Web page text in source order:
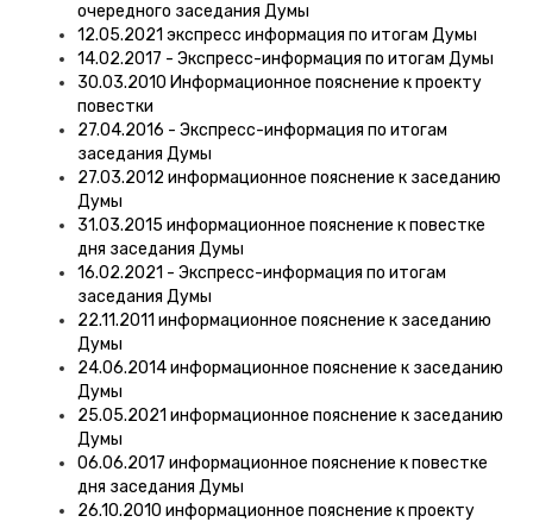
очередного заседания Думы
12.05.2021 экспресс информация по итогам Думы
14.02.2017 - Экспресс-информация по итогам Думы
30.03.2010 Информационное пояснение к проекту
повестки
27.04.2016 - Экспресс-информация по итогам
заседания Думы
27.03.2012 информационное пояснение к заседанию
Думы
31.03.2015 информационное пояснение к повестке
дня заседания Думы
16.02.2021 - Экспресс-информация по итогам
заседания Думы
22.11.2011 информационное пояснение к заседанию
Думы
24.06.2014 информационное пояснение к заседанию
Думы
25.05.2021 информационное пояснение к заседанию
Думы
06.06.2017 информационное пояснение к повестке
дня заседания Думы
26.10.2010 информационное пояснение к проекту